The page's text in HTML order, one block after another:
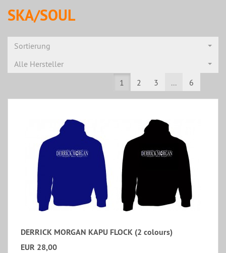
SKA/SOUL
Sortierung
Alle Hersteller
1
2 3 ... 6
DERRICK MORGAN KAPU FLOCK (2 colours)
EUR 28,00